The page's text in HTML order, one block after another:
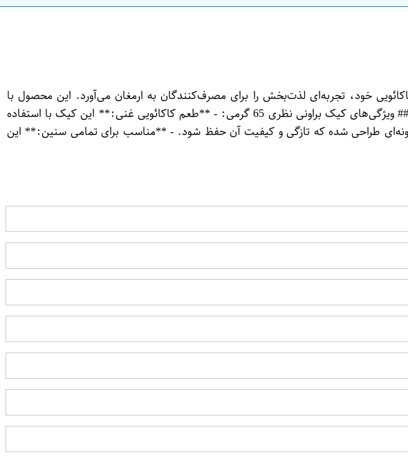
کاکائویی خود، تجربه‌ای لذت‌بخش را برای مصرف‌کنندگان به ارمغان می‌آورد. این محصول با
بسته‌بندی مناسب و وزن 65 گرم، گزینه‌ای ایده‌آل برای میان‌وعده‌ها، پذیرایی‌ها و حتی هدیه دادن به عزیزان است. ### ویژگی‌های کیک براونی نظری 65 گرمی: - **طعم کاکائویی غنی:** این کیک با استفاده
طراحی شده که تازگی و کیفیت آن حفظ شود. - **مناسب برای تمامی سنین:** این